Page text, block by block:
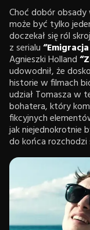
Choć dobór obsady
może być tylko
doczekał się ról
z serialu
Agnieszki Holland
udowodnił, że
historie w filmach
udział Tomasza w
bohatera, który
fikcyjnych
jak niejednokrotnie
do końca